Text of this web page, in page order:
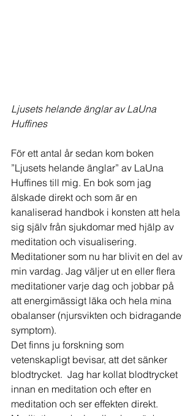
Ljusets helande änglar av LaUna
Huffines
För ett antal år sedan kom boken
”Ljusets helande änglar” av LaUna
Huffines till mig. En bok som jag
älskade direkt och som är en
kanaliserad handbok i konsten att hela
sig själv från sjukdomar med hjälp av
meditation och visualisering.
Meditationer som nu har blivit en del av
min vardag. Jag väljer ut en eller flera
meditationer varje dag och jobbar på
att energimässigt läka och hela mina
obalanser (njursvikten och bidragande
symptom).
Det finns ju forskning som
vetenskapligt bevisar, att det sänker
blodtrycket.  Jag har kollat blodtrycket
innan en meditation och efter en
meditation och ser effekten direkt.